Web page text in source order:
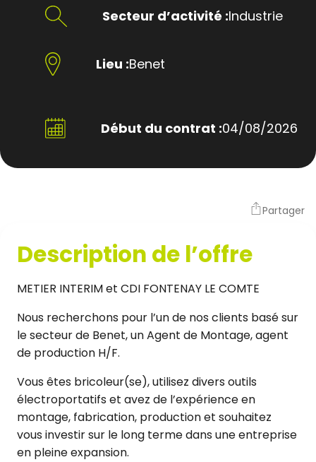
Secteur d’activité :Industrie
Lieu :Benet
Début du contrat :04/08/2026
Partager
Description de l’offre
METIER INTERIM et CDI FONTENAY LE COMTE
Nous recherchons pour l’un de nos clients basé sur
le secteur de Benet, un Agent de Montage, agent
de production H/F.
Vous êtes bricoleur(se), utilisez divers outils
électroportatifs et avez de l’expérience en
montage, fabrication, production et souhaitez
vous investir sur le long terme dans une entreprise
en pleine expansion.